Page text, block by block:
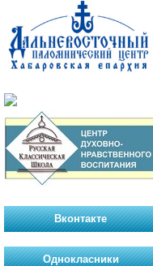
Вконтакте
Однокласники